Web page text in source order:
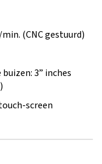
(CNC gestuurd)
3” inches
screen